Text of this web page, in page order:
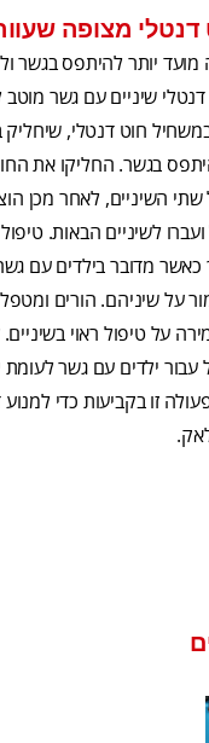
מצופה
יותר להיתפס בגשר
דנטלי שיניים עם גשר
חוט דנטלי, שיחליק
בגשר. החליקו את
שתי השיניים, לאחר מכן
לשיניים הבאות. טיפול
כאשר מדובר בילדים עם
על שיניהם. הורים
על טיפול ראוי בשיניים.
ילדים עם גשר לעומת
זו בקביעות כדי